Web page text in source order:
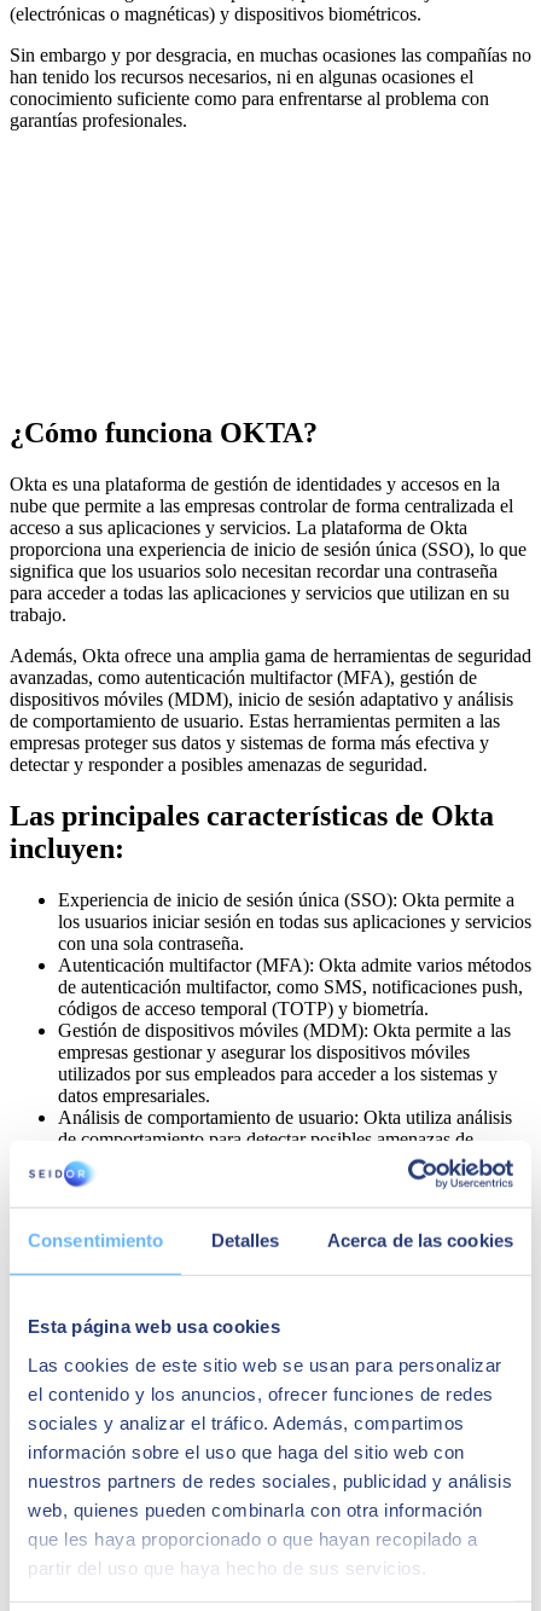
Consentimiento Detalles Acerca de las cookies
Esta página web usa cookies
Las cookies de este sitio web se usan para personalizar
el contenido y los anuncios, ofrecer funciones de redes
sociales y analizar el tráfico. Además, compartimos
información sobre el uso que haga del sitio web con
nuestros partners de redes sociales, publicidad y análisis
web, quienes pueden combinarla con otra información
que les haya proporcionado o que hayan recopilado a
partir del uso que haya hecho de sus servicios.
(electrónicas o magnéticas) y dispositivos biométricos.
Sin embargo y por desgracia, en muchas ocasiones las compañías no
han tenido los recursos necesarios, ni en algunas ocasiones el
conocimiento suficiente como para enfrentarse al problema con
garantías profesionales.
¿Cómo funciona OKTA?
Okta es una plataforma de gestión de identidades y accesos en la
nube que permite a las empresas controlar de forma centralizada el
acceso a sus aplicaciones y servicios. La plataforma de Okta
proporciona una experiencia de inicio de sesión única (SSO), lo que
significa que los usuarios solo necesitan recordar una contraseña
para acceder a todas las aplicaciones y servicios que utilizan en su
trabajo.
Además, Okta ofrece una amplia gama de herramientas de seguridad
avanzadas, como autenticación multifactor (MFA), gestión de
dispositivos móviles (MDM), inicio de sesión adaptativo y análisis
de comportamiento de usuario. Estas herramientas permiten a las
empresas proteger sus datos y sistemas de forma más efectiva y
detectar y responder a posibles amenazas de seguridad.
Las principales características de Okta
incluyen:
Experiencia de inicio de sesión única (SSO): Okta permite a
los usuarios iniciar sesión en todas sus aplicaciones y servicios
con una sola contraseña.
Autenticación multifactor (MFA): Okta admite varios métodos
de autenticación multifactor, como SMS, notificaciones push,
códigos de acceso temporal (TOTP) y biometría.
Gestión de dispositivos móviles (MDM): Okta permite a las
empresas gestionar y asegurar los dispositivos móviles
utilizados por sus empleados para acceder a los sistemas y
datos empresariales.
Análisis de comportamiento de usuario: Okta utiliza análisis
de comportamiento para detectar posibles amenazas de
seguridad basadas en el comportamiento del usuario y tomar
medidas para mitigarlas.
Integración de aplicaciones: Okta puede integrarse con una
hace que sea fácil de implementar y escalable.
Control de acceso granular: Okta permite a las empresas
acceso y seguridad personalizadas para diferentes grupos de
usuarios.
Por qué usar Okta
Okta ofrece varias ventajas a las empresas que buscan una
solución de gestión de identidades y accesos en la nube.
Algunas de las principales razones para utilizar Okta incluyen:
Mejora de la seguridad: Okta ofrece una amplia gama de
herramientas de seguridad avanzadas, como autenticación
multifactor y análisis de comportamiento de usuario, que